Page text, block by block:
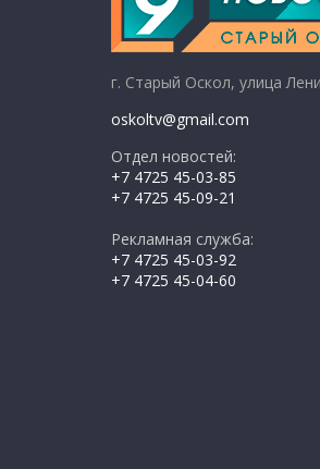
г. Старый Оскол, улица
oskoltv@gmail.com
Отдел новостей:
+7 4725 45-03-85
+7 4725 45-09-21
Рекламная служба:
+7 4725 45-03-92
+7 4725 45-04-60